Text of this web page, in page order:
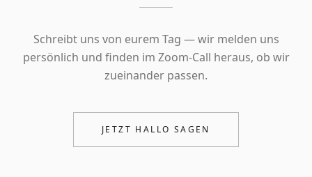
Schreibt uns von eurem Tag — wir melden uns
persönlich und finden im Zoom-Call heraus, ob wir
zueinander passen.
JETZT HALLO SAGEN